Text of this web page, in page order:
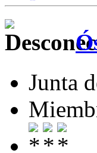
Junta